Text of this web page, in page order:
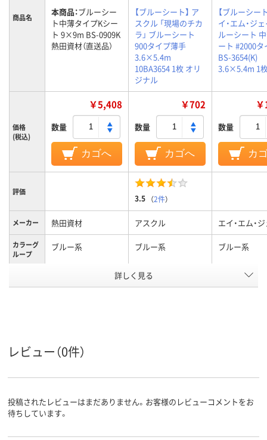
商品名 本商品：ブルーシー
ト中薄タイプKシー
ト 9×9m BS-0909K
熱田資材（直送品）
【ブルーシート】 ア
スクル 「現場のチカ
ラ」 ブルーシート
900タイプ薄手
3.6×5.4m
10BA3654 1枚 オリ
ジナル
【ブルーシー
イ・エム・ジ
ルーシート
ート #2000タ
BS-3654(K)
3.6×5.4m 1
価格
(税込)
￥5,408
数量
カゴへ
￥702
数量
カゴへ
数量
カ
評価
3.5 （2件）
メーカー 熱田資材 アスクル エイ・エム・
カラーグ
ループ
ブルー系 ブルー系 ブルー系
20
詳しく見る
レビュー（0件）
投稿されたレビューはまだありません。お客様のレビューコメントをお
待ちしています。